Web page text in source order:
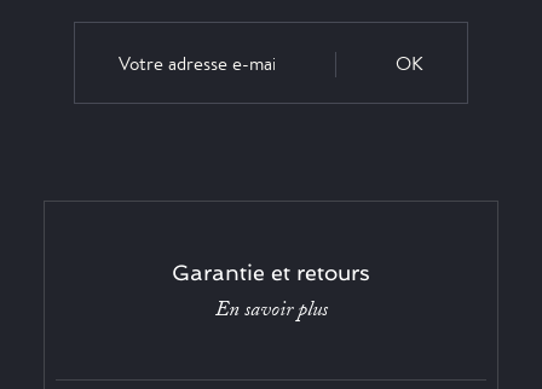
OK
Garantie et retours
En savoir plus